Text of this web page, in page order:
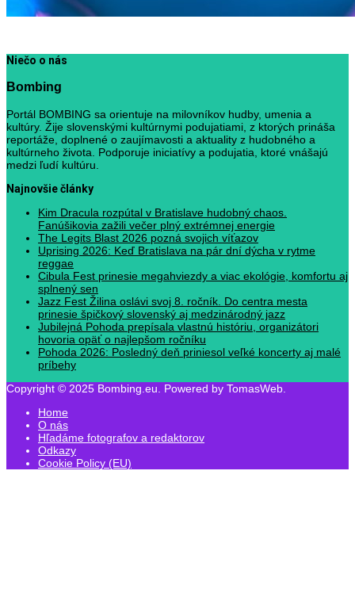
Niečo o nás
Bombing
Portál BOMBING sa orientuje na milovníkov hudby, umenia a
kultúry. Žije slovenskými kultúrnymi podujatiami, z ktorých prináša
reportáže, doplnené o zaujímavosti a aktuality z hudobného a
kultúrneho života. Podporuje iniciatívy a podujatia, ktoré vnášajú
medzi ľudí kultúru.
Najnovšie články
Kim Dracula rozpútal v Bratislave hudobný chaos.
Fanúšikovia zažili večer plný extrémnej energie
The Legits Blast 2026 pozná svojich víťazov
Uprising 2026: Keď Bratislava na pár dní dýcha v rytme
reggae
Cibula Fest prinesie megahviezdy a viac ekológie, komfortu aj
splnený sen
Jazz Fest Žilina oslávi svoj 8. ročník. Do centra mesta
prinesie špičkový slovenský aj medzinárodný jazz
Jubilejná Pohoda prepísala vlastnú históriu, organizátori
hovoria opäť o najlepšom ročníku
Pohoda 2026: Posledný deň priniesol veľké koncerty aj malé
príbehy
Copyright © 2025 Bombing.eu. Powered by TomasWeb.
Home
O nás
Hľadáme fotografov a redaktorov
Odkazy
Cookie Policy (EU)